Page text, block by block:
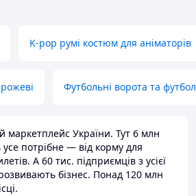
K-pop румі костюм для аніматорів
Футбольні ворота та
України. Тут 6 млн
усе потрібне — від корму для
А 60 тис. підприємців з усієї
бізнес. Понад 120 млн